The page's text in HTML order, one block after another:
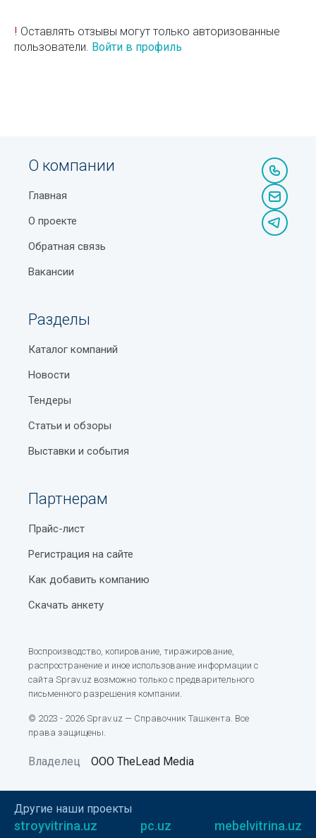
! Оставлять отзывы могут только авторизованные
пользователи. Войти в профиль
О компании
Главная
О проекте
Обратная связь
Вакансии
Разделы
Каталог компаний
Новости
Тендеры
Статьи и обзоры
Выставки и события
Партнерам
Прайс-лист
Регистрация на сайте
Как добавить компанию
Скачать анкету
Воспроизводство, копирование, тиражирование,
распространение и иное использование информации с
сайта Sprav.uz возможно только с предварительного
письменного разрешения компании.
© 2023 - 2026 Sprav.uz — Справочник Ташкента. Все
права защищены.
Владелец ООО TheLead Media
Другие наши проекты
stroyvitrina.uz pc.uz mebelvitrina.uz